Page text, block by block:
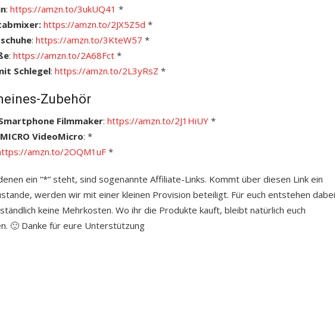
: https://amzn.to/3ukUQ41 *
https://amzn.to/2JX5Z5d *
: https://amzn.to/3KteW57 *
: https://amzn.to/2A68Fct *
Schlegel: https://amzn.to/2L3yRsZ *
Zubehör
Filmmaker: https://amzn.to/2J1HiUY *
VideoMicro: *
amzn.to/2OQM1uF *
ein “*“ steht, sind sogenannte Affiliate-Links. Kommt über diesen Link ein
werden wir mit einer kleinen Provision beteiligt. Für euch entstehen dabei
keine Mehrkosten. Wo ihr die Produkte kauft, bleibt natürlich euch
🙂 Danke für eure Unterstützung